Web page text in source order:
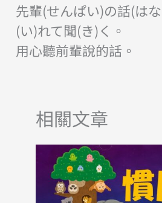
先輩(せんぱい)の話(は
(い)れて聞(き)く。
用心聽前輩說的話。
相關文章